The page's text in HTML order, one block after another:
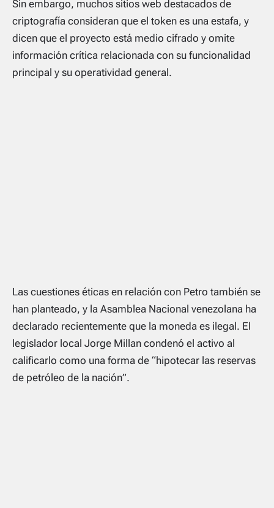
Sin embargo, muchos sitios web destacados de
criptografía consideran que el token es una estafa, y
dicen que el proyecto está medio cifrado y omite
información crítica relacionada con su funcionalidad
principal y su operatividad general.
Las cuestiones éticas en relación con Petro también se
han planteado, y la Asamblea Nacional venezolana ha
declarado recientemente que la moneda es ilegal. El
legislador local Jorge Millan condenó el activo al
calificarlo como una forma de “hipotecar las reservas
de petróleo de la nación”.